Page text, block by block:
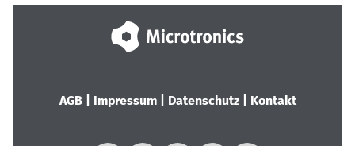
AGB| Impressum| Datenschutz| Kontakt